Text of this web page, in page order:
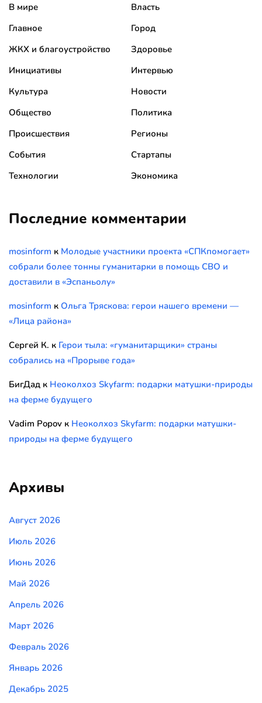
В мире
Власть
Главное
Город
ЖКХ и благоустройство
Здоровье
Инициативы
Интервью
Культура
Новости
Общество
Политика
Происшествия
Регионы
События
Стартапы
Технологии
Экономика
Последние комментарии
mosinform к Молодые участники проекта «СПКпомогает»
собрали более тонны гуманитарки в помощь СВО и
доставили в «Эспаньолу»
mosinform к Ольга Тряскова: герои нашего времени —
«Лица района»
Сергей К. к Герои тыла: «гуманитарщики» страны
собрались на «Прорыве года»
БигДад к Неоколхоз Skyfarm: подарки матушки-природы
на ферме будущего
Vadim Popov к Неоколхоз Skyfarm: подарки матушки-
природы на ферме будущего
Архивы
Август 2026
Июль 2026
Июнь 2026
Май 2026
Апрель 2026
Март 2026
Февраль 2026
Январь 2026
Декабрь 2025